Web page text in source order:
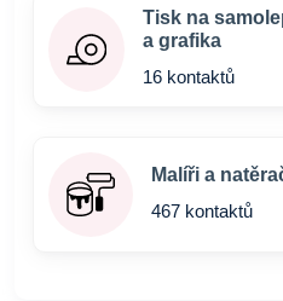
Tisk na
a grafika
16 kontaktů
Malíři a
467 kontaktů